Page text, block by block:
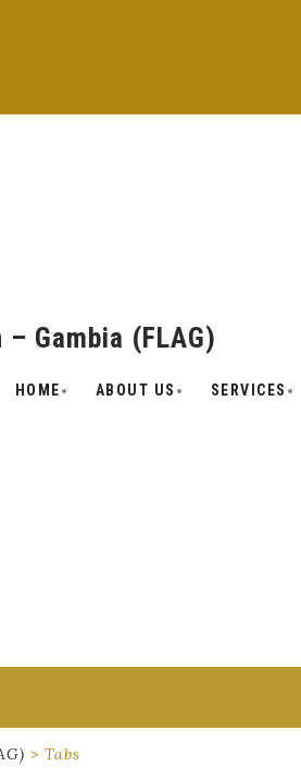
Gambia (FLAG)
HOME ABOUT US SERVICES
> Tabs